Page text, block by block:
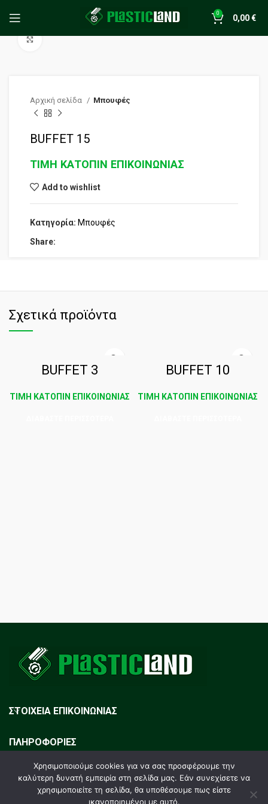
0 0,00€
Αρχική σελίδα Μπουφές
BUFFET 15
ΤΙΜΗ ΚΑΤΟΠΙΝ ΕΠΙΚΟΙΝΩΝΙΑΣ
Add to wishlist
Κατηγορία: Μπουφές
Share:
Σχετικά προϊόντα
BUFFET 3
ΤΙΜΗ ΚΑΤΟΠΙΝ ΕΠΙΚΟΙΝΩΝΙΑΣ
BUFFET 10
ΤΙΜΗ ΚΑΤΟΠΙΝ ΕΠΙΚΟΙΝΩΝΙΑΣ
ΣΤΟΙΧΕΙΑ ΕΠΙΚΟΙΝΩΝΙΑΣ
ΠΛΗΡΟΦΟΡΙΕΣ
ΕΓΓΡΑΦΗ NEWSLETTER
Χρησιμοποιούμε cookies για να σας προσφέρουμε την
καλύτερη δυνατή εμπειρία στη σελίδα μας. Εάν συνεχίσετε να
χρησιμοποιείτε τη σελίδα, θα υποθέσουμε πως είστε
ικανοποιημένοι με αυτό.